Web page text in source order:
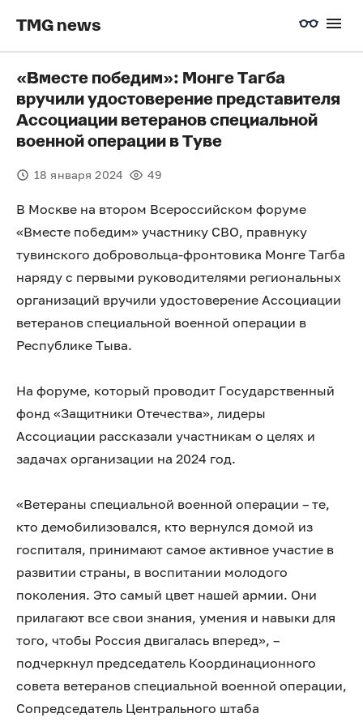
TMG news
«Вместе победим»: Монге Тагба
вручили удостоверение представителя
Ассоциации ветеранов специальной
военной операции в Туве
18 января 2024 49
В Москве на втором Всероссийском форуме
«Вместе победим» участнику СВО, правнуку
тувинского добровольца-фронтовика Монге Тагба
наряду с первыми руководителями региональных
организаций вручили удостоверение Ассоциации
ветеранов специальной военной операции в
Республике Тыва.
На форуме, который проводит Государственный
фонд «Защитники Отечества», лидеры
Ассоциации рассказали участникам о целях и
задачах организации на 2024 год.
«Ветераны специальной военной операции – те,
кто демобилизовался, кто вернулся домой из
госпиталя, принимают самое активное участие в
развитии страны, в воспитании молодого
поколения. Это самый цвет нашей армии. Они
прилагают все свои знания, умения и навыки для
того, чтобы Россия двигалась вперед», –
подчеркнул председатель Координационного
совета ветеранов специальной военной операции,
Сопредседатель Центрального штаба